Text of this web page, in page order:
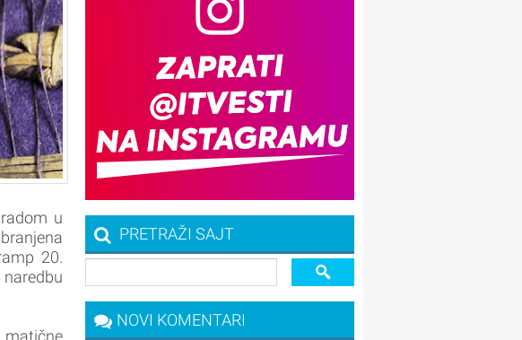
u
20.
PRETRAŽI SAJT
NOVI KOMENTARI